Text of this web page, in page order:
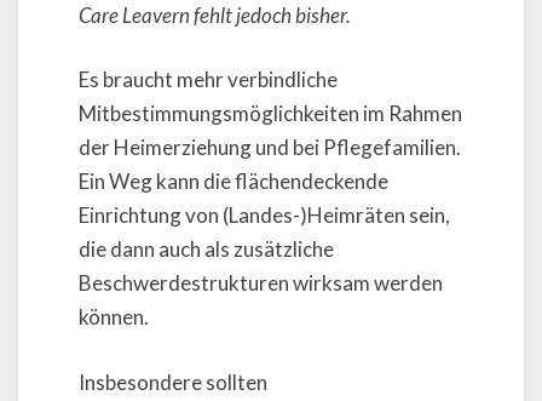
Care Leavern fehlt jedoch bisher.
Es braucht mehr verbindliche
Mitbestimmungsmöglichkeiten im Rahmen
der Heimerziehung und bei Pflegefamilien.
Ein Weg kann die flächendeckende
Einrichtung von (Landes-)Heimräten sein,
die dann auch als zusätzliche
Beschwerdestrukturen wirksam werden
können.
Insbesondere sollten